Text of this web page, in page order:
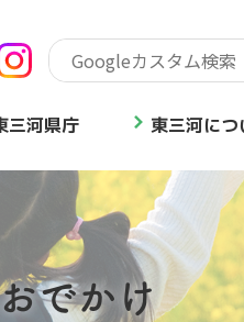
三河県庁 東三河につ
でかけ